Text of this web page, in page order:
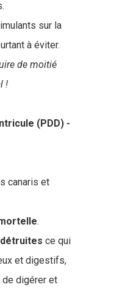
sur la
à éviter.
de moitié
!
(PDD) -
canaris et
.
détruites ce qui
et digestifs,
digérer et